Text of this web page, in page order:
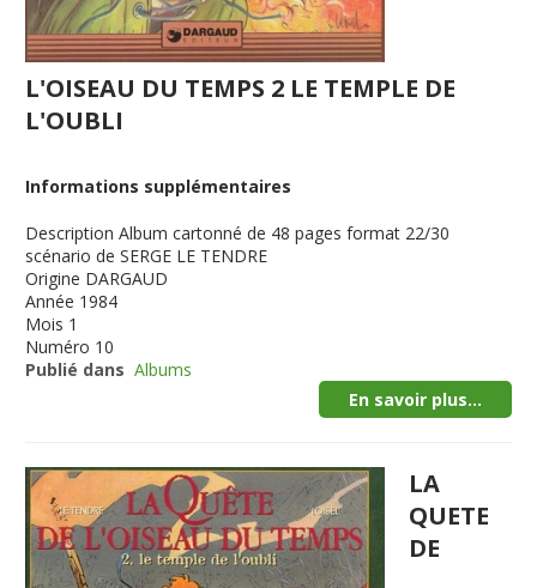
L'OISEAU DU TEMPS 2 LE TEMPLE DE
L'OUBLI
Informations supplémentaires
Description Album cartonné de 48 pages format 22/30
scénario de SERGE LE TENDRE
Origine DARGAUD
Année 1984
Mois 1
Numéro 10
Publié dans Albums
En savoir plus...
LA
QUETE
DE